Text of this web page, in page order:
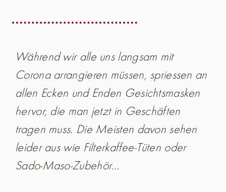
Während wir alle uns langsam mit
Corona arrangieren müssen, spriessen an
allen Ecken und Enden Gesichtsmasken
hervor, die man jetzt in Geschäften
tragen muss. Die Meisten davon sehen
leider aus wie Filterkaffee-Tüten oder
Sado-Maso-Zubehör…